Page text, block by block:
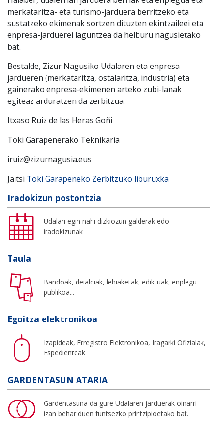
merkataritza- eta turismo-jarduera berritzeko eta
sustatzeko ekimenak sortzen dituzten ekintzaileei eta
enpresa-jarduerei laguntzea da helburu nagusietako
bat.
Bestalde, Zizur Nagusiko Udalaren eta enpresa-
jardueren (merkataritza, ostalaritza, industria) eta
gainerako enpresa-ekimenen arteko zubi-lanak
egiteaz arduratzen da zerbitzua.
Itxaso Ruiz de las Heras Goñi
Toki Garapenerako Teknikaria
iruiz@zizurnagusia.eus
Jaitsi Toki Garapeneko Zerbitzuko liburuxka
Iradokizun postontzia
Udalari egin nahi dizkiozun galderak edo
iradokizunak
Taula
Bandoak, deialdiak, lehiaketak, ediktuak, enplegu
publikoa...
Egoitza elektronikoa
Izapideak, Erregistro Elektronikoa, Iragarki Ofizialak,
Espedienteak
GARDENTASUN ATARIA
Gardentasuna da gure Udalaren jarduerak oinarri
izan behar duen funtsezko printzipioetako bat.